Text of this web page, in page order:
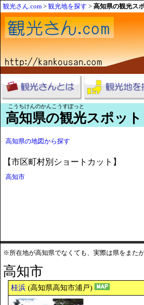
観光さん.com > 観光地を探す > 高知県の観光ス
こうちけんのかんこうすぽっと
高知県の観光スポット
高知県の地図から探す
【市区町村別ショートカット】
高知市
※所在地が高知県でなくても、実際は県をまた
高知市
桂浜 (高知県高知市浦戸)